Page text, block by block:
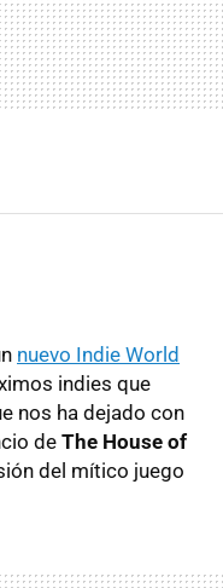
nuevo Indie World
indies que
nos ha dejado con
de The House of
del mítico juego